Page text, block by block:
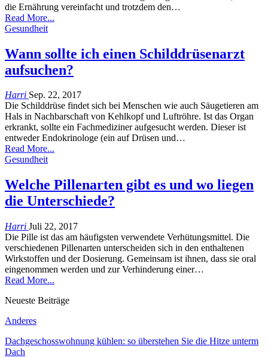
die Ernährung vereinfacht und trotzdem den…
Read More...
Gesundheit
Wann sollte ich einen Schilddrüsenarzt
aufsuchen?
Harri Sep. 22, 2017
Die Schilddrüse findet sich bei Menschen wie auch Säugetieren am
Hals in Nachbarschaft von Kehlkopf und Luftröhre. Ist das Organ
erkrankt, sollte ein Fachmediziner aufgesucht werden. Dieser ist
entweder Endokrinologe (ein auf Drüsen und…
Read More...
Gesundheit
Welche Pillenarten gibt es und wo liegen
die Unterschiede?
Harri Juli 22, 2017
Die Pille ist das am häufigsten verwendete Verhütungsmittel. Die
verschiedenen Pillenarten unterscheiden sich in den enthaltenen
Wirkstoffen und der Dosierung. Gemeinsam ist ihnen, dass sie oral
eingenommen werden und zur Verhinderung einer…
Read More...
Neueste Beiträge
Anderes
Dachgeschosswohnung kühlen: so überstehen Sie die Hitze unterm
Dach